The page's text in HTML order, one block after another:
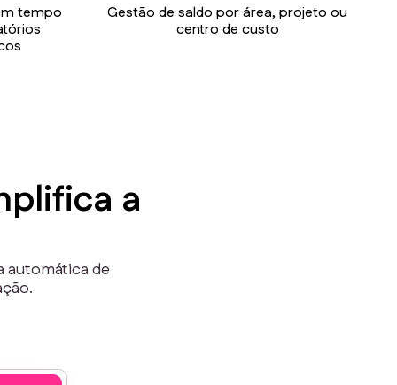
tempo
Gestão de saldo por área, projeto ou
centro de custo
a
automática de